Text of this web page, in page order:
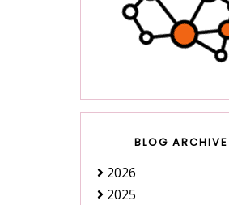
BLOG ARCHIVE
2026
2025